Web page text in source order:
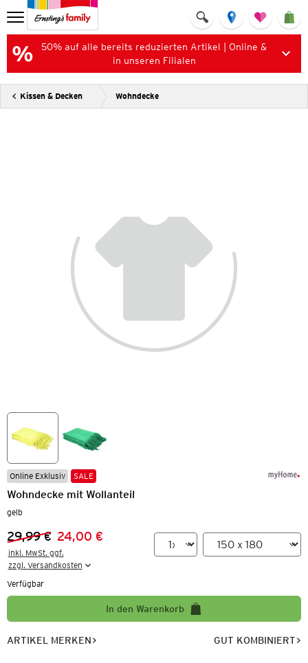
50% auf alle bereits reduzierten Artikel | Online &
in unseren Filialen
Kissen & Decken Wohndecke
Online Exklusiv SALE
Wohndecke mit Wollanteil
gelb
Vorheriger Preis:
29,99 €
Neuer Preis:24,00 €
inkl. MwSt. ggf.
zzgl. Versandkosten
Verfügbar
In den Warenkorb
ARTIKEL MERKEN GUT KOMBINIERT